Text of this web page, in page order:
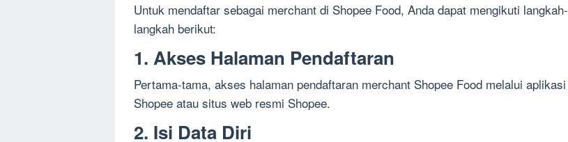
Untuk mendaftar sebagai merchant di Shopee Food, Anda dapat mengikuti langkah-
langkah berikut:
1. Akses Halaman Pendaftaran
Pertama-tama, akses halaman pendaftaran merchant Shopee Food melalui aplikasi
Shopee atau situs web resmi Shopee.
2. Isi Data Diri